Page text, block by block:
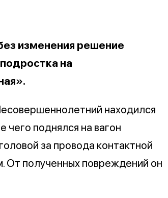
изменения решение
на
находился
поднялся на вагон
за провода контактной
От полученных повреждений он